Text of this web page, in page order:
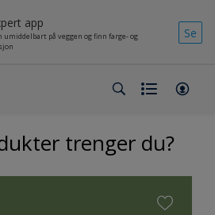
app
på veggen og finn farge- og
Se
trenger du?